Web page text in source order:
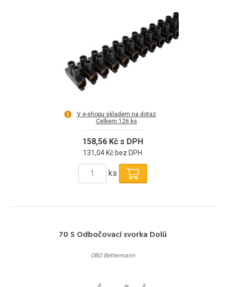
V e-shopu skladem na dotaz
Celkem 126 ks
158,56 Kč s DPH
131,04 Kč bez DPH
ks
70 S Odbočovací svorka Dolü
OBO Bettermann